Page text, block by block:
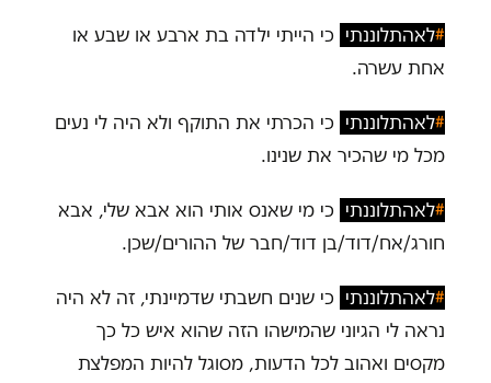
#לאהתלוננתי כי הייתי ילדה בת ארבע או שבע או
אחת עשרה.
#לאהתלוננתי כי הכרתי את התוקף ולא היה לי נעים
מכל מי שהכיר את שנינו.
#לאהתלוננתי כי מי שאנס אותי הוא אבא שלי, אבא
חורג/אח/דוד/בן דוד/חבר של ההורים/שכן.
#לאהתלוננתי כי שנים חשבתי שדמיינתי, זה לא היה
נראה לי הגיוני שהמישהו הזה שהוא איש כל כך
מקסים ואהוב לכל הדעות, מסוגל להיות המפלצת